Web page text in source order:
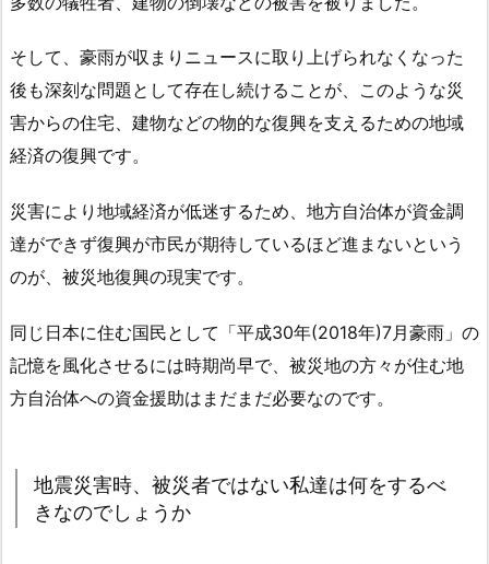
そして、豪雨が収まりニュースに取り上げられなくなった
後も深刻な問題として存在し続けることが、このような災
害からの住宅、建物などの物的な復興を支えるための地域
経済の復興です。
災害により地域経済が低迷するため、地方自治体が資金調
達ができず復興が市民が期待しているほど進まないという
のが、被災地復興の現実です。
同じ日本に住む国民として「平成30年(2018年)7月豪雨」の
記憶を風化させるには時期尚早で、被災地の方々が住む地
方自治体への資金援助はまだまだ必要なのです。
地震災害時、被災者ではない私達は何をするべ
きなのでしょうか